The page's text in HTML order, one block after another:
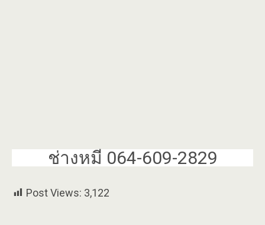
ช่างหมี 064-609-2829
Post Views: 3,122